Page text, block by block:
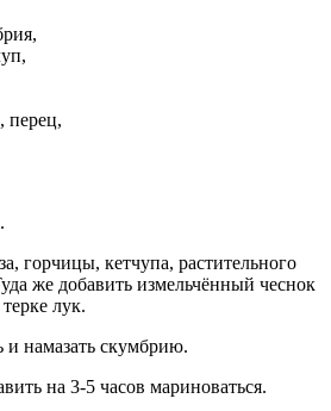
перец,
горчицы, кетчупа, растительного
же добавить измельчённый чеснок
лук.
намазать скумбрию.
на 3-5 часов мариноваться.